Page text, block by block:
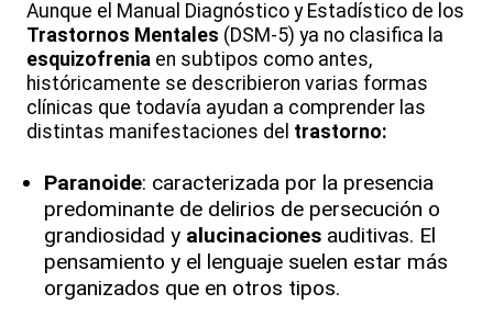
Aunque el Manual Diagnóstico y Estadístico de los
Trastornos Mentales (DSM-5) ya no clasifica la
esquizofrenia en subtipos como antes,
históricamente se describieron varias formas
clínicas que todavía ayudan a comprender las
distintas manifestaciones del trastorno:
Paranoide: caracterizada por la presencia
predominante de delirios de persecución o
grandiosidad y alucinaciones auditivas. El
pensamiento y el lenguaje suelen estar más
organizados que en otros tipos.